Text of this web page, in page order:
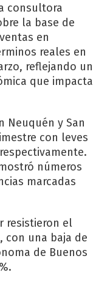
consultora
la base de
en
reales en
reflejando un
que impacta
Neuquén y San
con leves
números
marcadas
resistieron el
con una baja de
de Buenos